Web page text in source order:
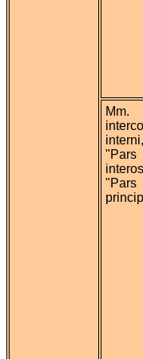
Mm.
interni,
"Pars
"Pars